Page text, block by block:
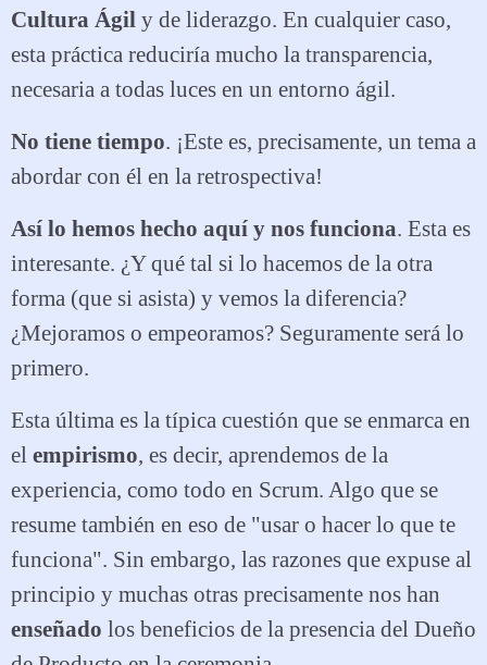
Cultura Ágil y de liderazgo. En cualquier caso,
esta práctica reduciría mucho la transparencia,
necesaria a todas luces en un entorno ágil.
No tiene tiempo. ¡Este es, precisamente, un tema a
abordar con él en la retrospectiva!
Así lo hemos hecho aquí y nos funciona. Esta es
interesante. ¿Y qué tal si lo hacemos de la otra
forma (que si asista) y vemos la diferencia?
¿Mejoramos o empeoramos? Seguramente será lo
primero.
Esta última es la típica cuestión que se enmarca en
el empirismo, es decir, aprendemos de la
experiencia, como todo en Scrum. Algo que se
resume también en eso de "usar o hacer lo que te
funciona". Sin embargo, las razones que expuse al
principio y muchas otras precisamente nos han
enseñado los beneficios de la presencia del Dueño